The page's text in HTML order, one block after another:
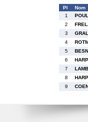
Pl Nom
1
2
3
4
5
6
7
8
9